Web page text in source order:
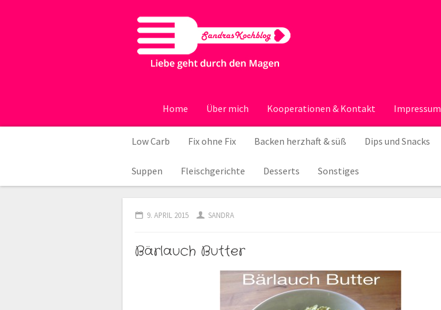
Home Über mich Kooperationen & Kontakt Impressum
Low Carb Fix ohne Fix Backen herzhaft & süß Dips und Snacks
Suppen Fleischgerichte Desserts Sonstiges
9. APRIL 2015 SANDRA
Bärlauch Butter